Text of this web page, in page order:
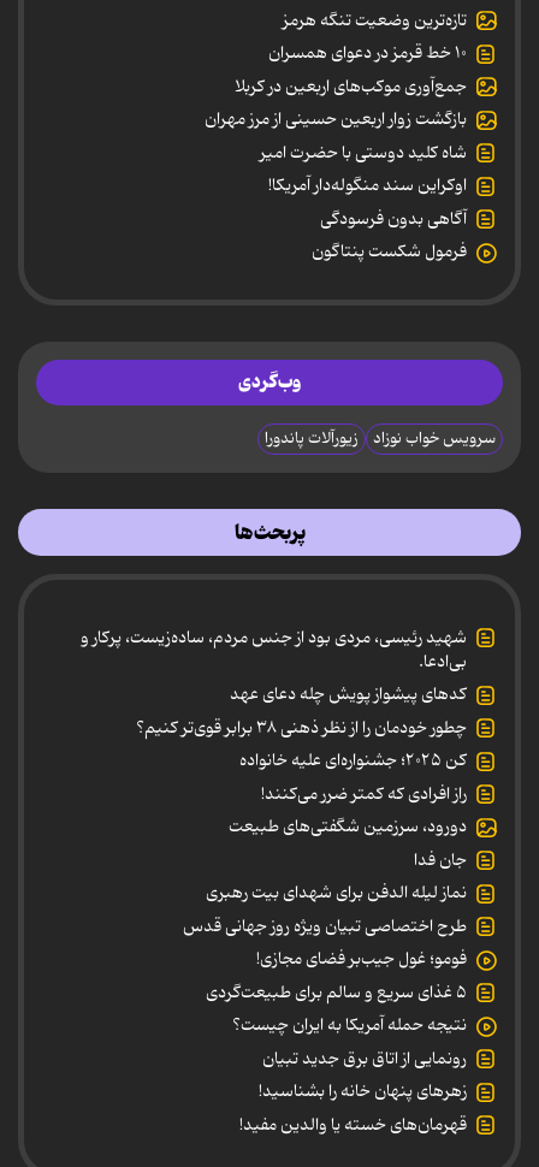
تازه‌ترین وضعیت تنگه هرمز
۱۰ خط قرمز در دعوای همسران
جمع‌آوری موکب‌های اربعین در کربلا
بازگشت زوار اربعین حسینی از مرز مهران
شاه کلید دوستی با حضرت امیر
اوکراین سند منگوله‌دار آمریکا!
آگاهی بدون فرسودگی
فرمول شکست پنتاگون
وب‌گردی
سرویس خواب نوزاد زیورآلات پاندورا
پربحث‌ها
شهید رئیسی، مردی بود از جنس مردم، ساده‌زیست، پرکار و
بی‌ادعا.
کدهای پیشواز پویش چله دعای عهد
چطور خودمان را از نظر ذهنی ۳۸ برابر قوی‌تر کنیم؟
کن ۲۰۲۵؛ جشنواره‌ای علیه خانواده
راز افرادی که کمتر ضرر می‌کنند!
دورود، سرزمین شگفتی‌های طبیعت
جان فدا
نماز لیله الدفن برای شهدای بیت رهبری
طرح اختصاصی تبیان ویژه روز جهانی قدس
فومو؛ غول جیب‌بر فضای مجازی!
۵ غذای سریع و سالم برای طبیعت‌گردی
نتیجه حمله آمریکا به ایران چیست؟
رونمایی از اتاق برق جدید تبیان
زهرهای پنهان خانه را بشناسید!
قهرمان‌های خسته یا والدین مفید!